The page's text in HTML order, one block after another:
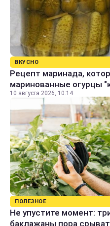
ВКУСНО
Рецепт маринада,
маринованные огурцы
10 августа 2026, 10:14
ПОЛЕЗНОЕ
Не упустите момент:
баклажаны пора